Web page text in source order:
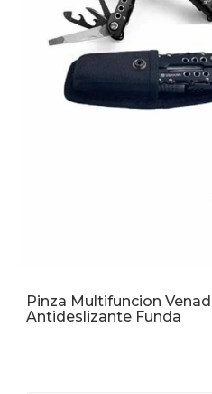
Pinza Multifuncion
Antideslizante Funda